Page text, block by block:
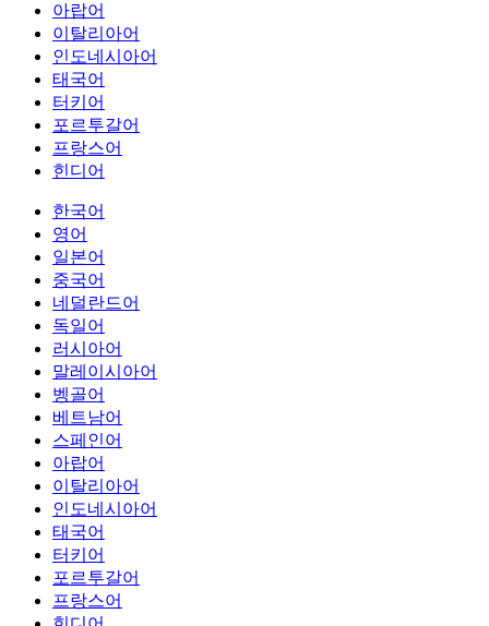
아랍어
이탈리아어
인도네시아어
태국어
터키어
포르투갈어
프랑스어
힌디어
한국어
영어
일본어
중국어
네덜란드어
독일어
러시아어
말레이시아어
벵골어
베트남어
스페인어
아랍어
이탈리아어
인도네시아어
태국어
터키어
포르투갈어
프랑스어